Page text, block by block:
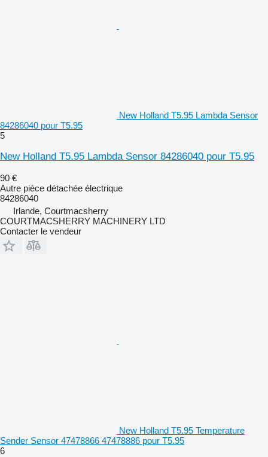
New Holland T5.95 Lambda Sensor
84286040 pour T5.95
5
New Holland T5.95 Lambda Sensor 84286040 pour T5.95
90 €
Autre pièce détachée électrique
84286040
Irlande, Courtmacsherry
COURTMACSHERRY MACHINERY LTD
Contacter le vendeur
New Holland T5.95 Temperature
Sender Sensor 47478866 47478886 pour T5.95
6